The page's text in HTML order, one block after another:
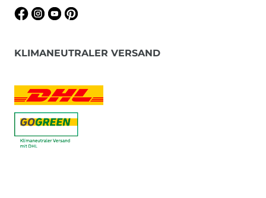
KLIMANEUTRALER VERSAND